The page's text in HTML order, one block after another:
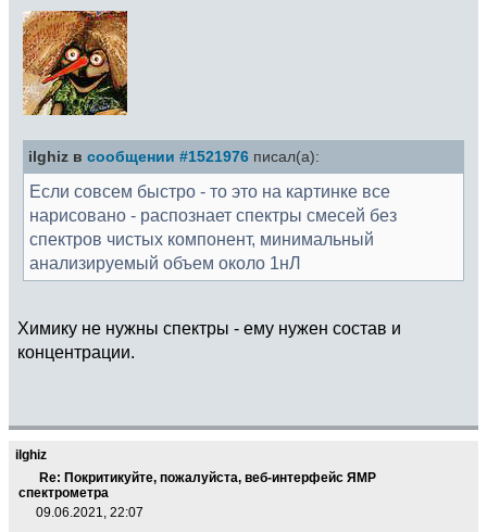
ilghiz в сообщении #1521976 писал(а):
Если совсем быстро - то это на картинке все
нарисовано - распознает спектры смесей без
спектров чистых компонент, минимальный
анализируемый объем около 1нЛ
Химику не нужны спектры - ему нужен состав и
концентрации.
ilghiz
Re: Покритикуйте, пожалуйста, веб-интерфейс ЯМР
спектрометра
09.06.2021, 22:07